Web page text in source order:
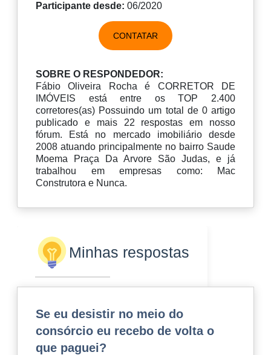
Participante desde: 06/2020
CONTATAR
SOBRE O RESPONDEDOR:
Fábio Oliveira Rocha é CORRETOR DE
IMÓVEIS está entre os TOP 2.400
corretores(as) Possuindo um total de 0 artigo
publicado e mais 22 respostas em nosso
fórum. Está no mercado imobiliário desde
2008 atuando principalmente no bairro Saude
Moema Praça Da Arvore São Judas, e já
trabalhou em empresas como: Mac
Construtora e Nunca.
Minhas respostas
Se eu desistir no meio do
consórcio eu recebo de volta o
que paguei?